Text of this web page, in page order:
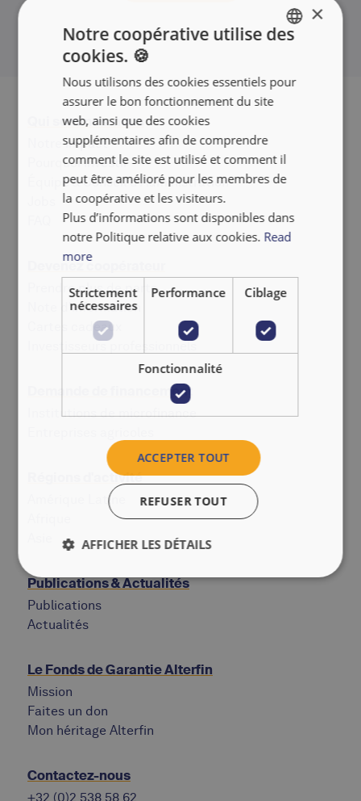
Qui sommes-nous
Notre impact
Pourquoi investir
Équipe & Conseil d'Administration
Devenez coopérateur
Prendre plus de parts
Note d'information
Cartes cadeaux
Investisseurs professionnels
Demande de financement
Institutions de microfinance
Régions d'activité
Amérique Latine
Publications & Actualités
Publications
Actualités
Le Fonds de Garantie Alterfin
Mission
Faites un don
Mon héritage Alterfin
Contactez-nous
+32 (0)2 538 58 62
FRANÇAIS
×
Notre coopérative utilise des
cookies. 🍪
Nous utilisons des cookies essentiels pour
assurer le bon fonctionnement du site
web, ainsi que des cookies
supplémentaires afin de comprendre
comment le site est utilisé et comment il
peut être amélioré pour les membres de
la coopérative et les visiteurs.
Plus d’informations sont disponibles dans
notre Politique relative aux cookies. Read
more
Strictement
nécessaires
Performance Ciblage
Fonctionnalité
ACCEPTER TOUT
REFUSER TOUT
AFFICHER LES DÉTAILS